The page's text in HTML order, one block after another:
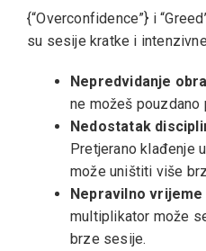
{“Overconfidence”} i
su sesije kratke i
Nepredvidanje
ne možeš
Nedostatak
Pretjerano klađenje
može uništiti više
Nepravilno
multiplikator može
brze sesije.